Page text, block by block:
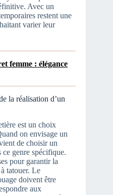
Avec un
restent une
varier leur
femme : élégance
la réalisation d’un
est un choix
on envisage un
de choisir un
ce genre spécifique.
pour garantir la
tatouer. Le
doivent être
aux